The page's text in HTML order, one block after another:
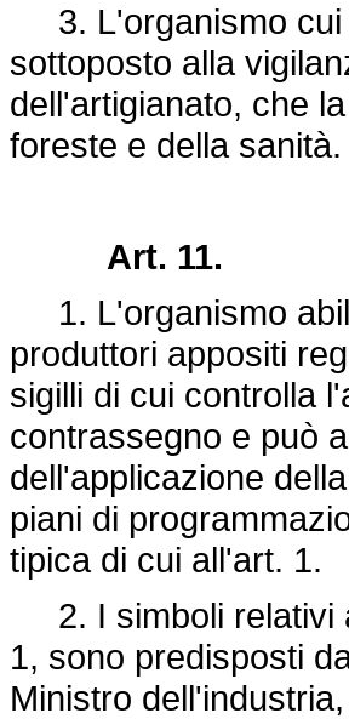
3. L'organismo cui
sottoposto alla
dell'artigianato, che
foreste e della sanità.
Art. 11.
1. L'organismo
produttori appositi
sigilli di cui controlla
contrassegno e può
dell'applicazione
piani di
tipica di cui all'art. 1.
2. I simboli relativi
1, sono predisposti
Ministro